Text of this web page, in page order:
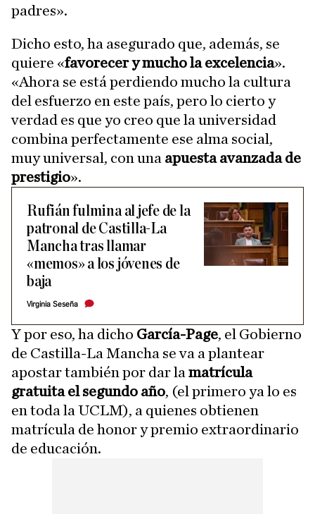
padres».
Dicho esto, ha asegurado que, además, se
quiere «favorecer y mucho la excelencia».
«Ahora se está perdiendo mucho la cultura
del esfuerzo en este país, pero lo cierto y
verdad es que yo creo que la universidad
combina perfectamente ese alma social,
muy universal, con una apuesta avanzada de
prestigio».
Rufián fulmina al jefe de la
patronal de Castilla-La
Mancha tras llamar
«memos» a los jóvenes de
baja
Virginia Seseña
Y por eso, ha dicho García-Page, el Gobierno
de Castilla-La Mancha se va a plantear
apostar también por dar la matrícula
gratuita el segundo año, (el primero ya lo es
en toda la UCLM), a quienes obtienen
matrícula de honor y premio extraordinario
de educación.